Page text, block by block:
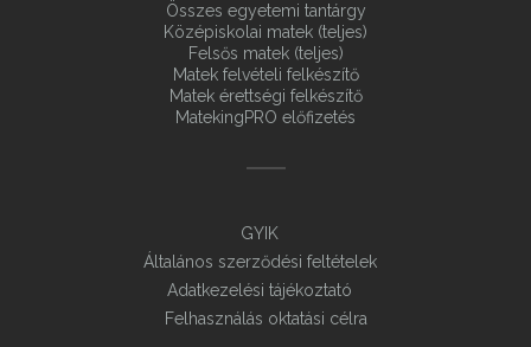
Összes egyetemi tantárgy
Középiskolai matek (teljes)
Felsős matek (teljes)
Matek felvételi felkészítő
Matek érettségi felkészítő
MatekingPRO előfizetés
GYIK
Általános szerződési feltételek
Adatkezelési tájékoztató
Felhasználás oktatási célra